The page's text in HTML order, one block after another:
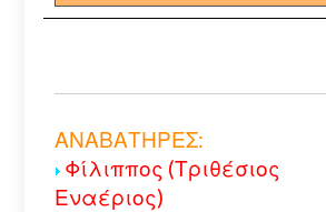
ΑΝΑΒΑΤΗΡΕΣ:
Φίλιππος (Τριθέσιος
Εναέριος)